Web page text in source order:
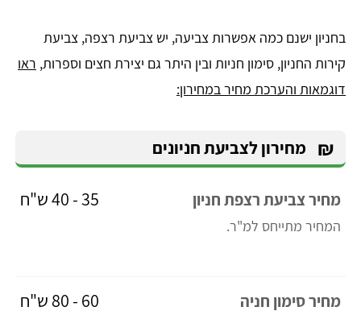
בחניון ישנם כמה אפשרות צביעה, יש צביעת רצפה, צביעת
קירות החניון, סימון חניות ובין היתר גם יצירת חצים וספרות, ראו
דוגמאות והערכת מחיר במחירון:
₪ מחירון לצביעת חניונים
מחיר צביעת רצפת חניון
המחיר מתייחס למ"ר.
35 - 40 ש"ח
מחיר סימון חניה 60 - 80 ש"ח